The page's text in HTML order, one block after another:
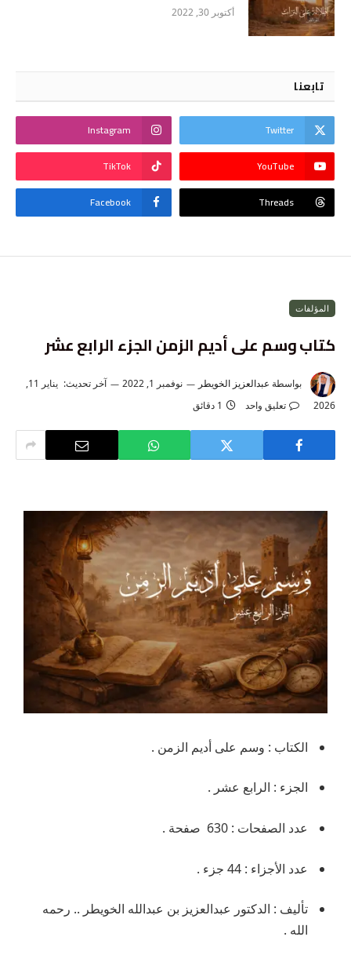
أكتوبر 30, 2022
تابعنا
Twitter
Instagram
YouTube
TikTok
Threads
Facebook
المؤلفات
كتاب وسم على أديم الزمن الجزء الرابع عشر
بواسطة عبدالعزيز الخويطر نوفمبر 1, 2022 آخر تحديث:
يناير 11,
2026
تعليق واحد 1 دقائق
الكتاب : وسم على أديم الزمن .
الجزء : الرابع عشر .
عدد الصفحات : 630 صفحة .
عدد الأجزاء : 44 جزء .
تأليف : الدكتور عبدالعزيز بن عبدالله الخويطر .. رحمه
الله .